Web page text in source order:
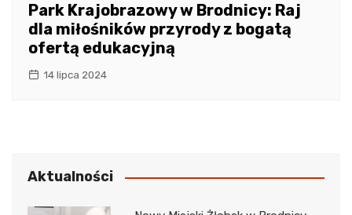
Park Krajobrazowy w Brodnicy: Raj
dla miłośników przyrody z bogatą
ofertą edukacyjną
14 lipca 2024
Aktualności